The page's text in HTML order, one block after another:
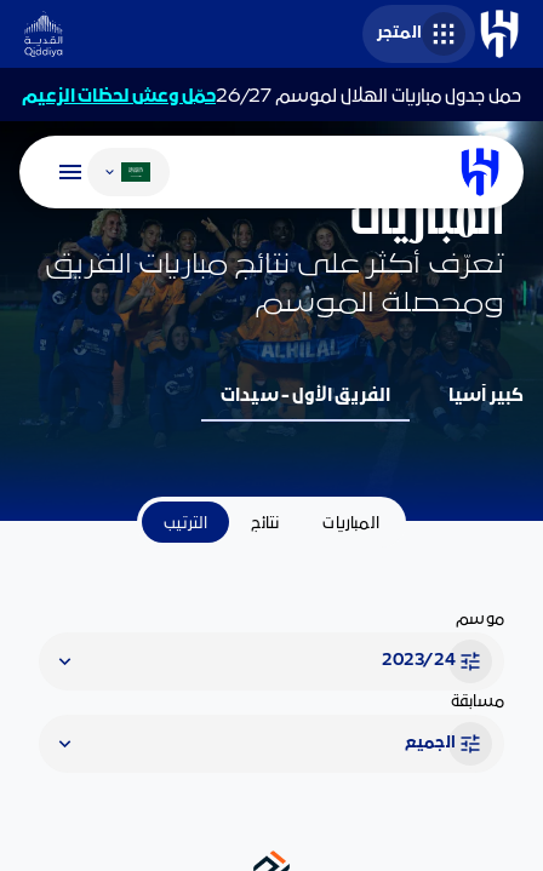
المتجر
حمل جدول مباريات الهلال لموسم 26/27 حمّل وعش لحظات الزعيم
تغيير اللغة فريق السيدات
المباريات
تعرّف أكثر على نتائج مباريات الفريق
ومحصلة الموسم
كبير آسيا الفريق الأول - سيدات
المباريات نتائج الترتيب
موسم
2023/24
مسابقة
الجميع